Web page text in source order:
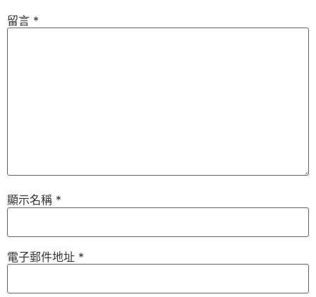
留言 *
顯示名稱 *
電子郵件地址 *